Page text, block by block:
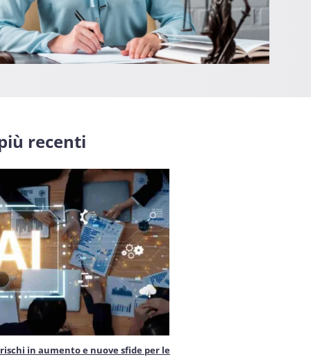
recenti
in aumento e nuove sfide per le